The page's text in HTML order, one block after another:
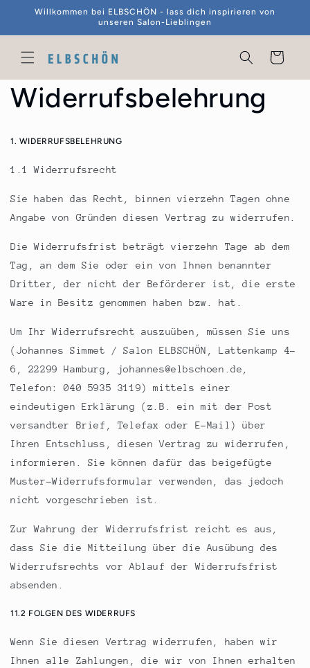
zumWillkommen bei ELBSCHÖN - lass dich inspirieren von
unseren Salon-Lieblingen
Warenkorb
Widerrufsbelehrung
1. WIDERRUFSBELEHRUNG
1.1 Widerrufsrecht
Sie haben das Recht, binnen vierzehn Tagen ohne
Angabe von Gründen diesen Vertrag zu widerrufen.
Die Widerrufsfrist beträgt vierzehn Tage ab dem
Tag, an dem Sie oder ein von Ihnen benannter
Dritter, der nicht der Beförderer ist, die erste
Ware in Besitz genommen haben bzw. hat.
Um Ihr Widerrufsrecht auszuüben, müssen Sie uns
(Johannes Simmet / Salon ELBSCHÖN, Lattenkamp 4-
6, 22299 Hamburg, johannes@elbschoen.de,
Telefon:040 5935 3119)mittels einer
eindeutigen Erklärung (z.B. ein mit der Post
versandter Brief, Telefax oder E-Mail) über
Ihren Entschluss, diesen Vertrag zu widerrufen,
informieren. Sie können dafür das beigefügte
Muster-Widerrufsformular verwenden, das jedoch
nicht vorgeschrieben ist.
Zur Wahrung der Widerrufsfrist reicht es aus,
dass Sie die Mitteilung über die Ausübung des
Widerrufsrechts vor Ablauf der Widerrufsfrist
absenden.
11.2 FOLGEN DES WIDERRUFS
Wenn Sie diesen Vertrag widerrufen, haben wir
Ihnen alle Zahlungen, die wir von Ihnen erhalten